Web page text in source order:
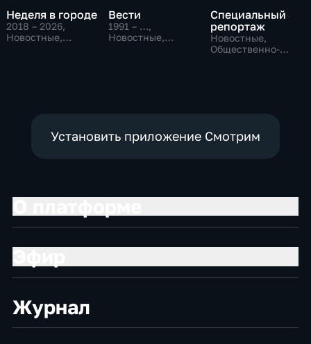
Неделя в городе
2018 – 2026,
Новостные,
Вести
1991 – …,
Новостные,
Специальный
репортаж
Новостные,
Общественно-
Установить приложение Смотрим
Журнал